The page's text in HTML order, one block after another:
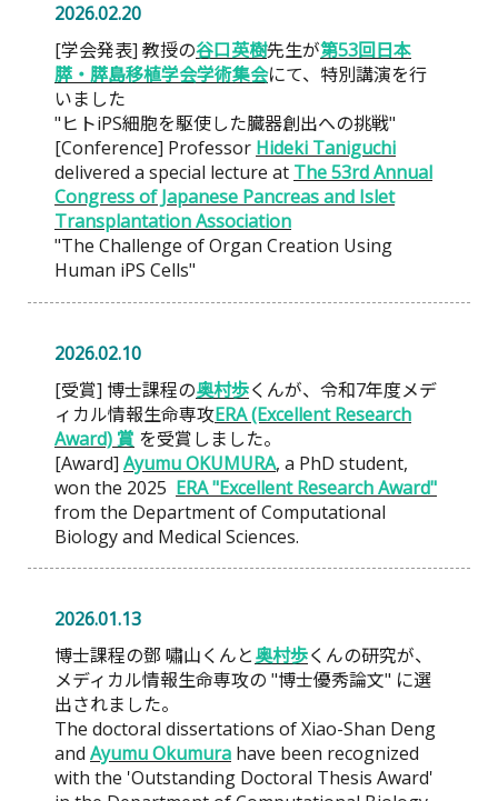
2026.02.20
[学会発表] 教授の谷口英樹先生が第53回日本
膵・膵島移植学会学術集会にて、特別講演を行
いました
"ヒトiPS細胞を駆使した臓器創出への挑戦"
[Conference] Professor Hideki Taniguchi
delivered a special lecture at The 53rd Annual
Congress of Japanese Pancreas and Islet
Transplantation Association
"The Challenge of Organ Creation Using
Human iPS Cells"
2026.02.10
[受賞] 博士課程の奥村歩くんが、令和7年度メデ
ィカル情報生命専攻ERA (Excellent Research
Award) 賞 を受賞しました。
[Award] Ayumu OKUMURA, a PhD student,
won the 2025 ERA "Excellent Research Award"
from the Department of Computational
Biology and Medical Sciences.
2026.01.13
博士課程の鄧 嘯山くんと奥村歩くんの研究が、
メディカル情報生命専攻の "博士優秀論文" に選
出されました。
The doctoral dissertations of Xiao-Shan Deng
and Ayumu Okumura have been recognized
with the 'Outstanding Doctoral Thesis Award'